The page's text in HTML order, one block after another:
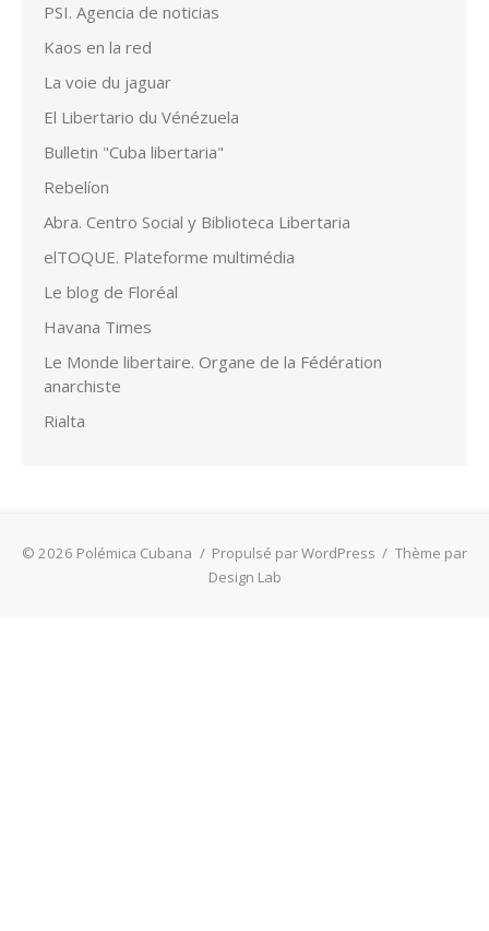
PSI. Agencia de noticias
Kaos en la red
La voie du jaguar
El Libertario du Vénézuela
Bulletin "Cuba libertaria"
Rebelíon
Abra. Centro Social y Biblioteca Libertaria
elTOQUE. Plateforme multimédia
Le blog de Floréal
Havana Times
Le Monde libertaire. Organe de la Fédération
anarchiste
Rialta
© 2026 Polémica Cubana / Propulsé par WordPress / Thème par
Design Lab